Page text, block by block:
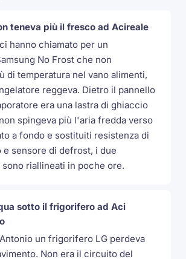
teneva più il fresco ad Acireale
hanno chiamato per un
No Frost che non
di temperatura nel vano alimenti,
reggeva. Dietro il pannello
era una lastra di ghiaccio
spingeva più l'aria fredda verso
a fondo e sostituiti resistenza di
e sensore di defrost, i due
riallineati in poche ore.
sotto il frigorifero ad Aci
un frigorifero LG perdeva
Non era il circuito del